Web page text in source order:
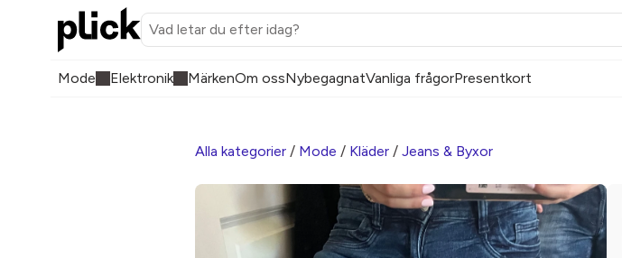
Mode Elektronik MärkenOm ossNybegagnatVanliga frågorPresentkort
Alla kategorier / Mode / Kläder / Jeans & Byxor